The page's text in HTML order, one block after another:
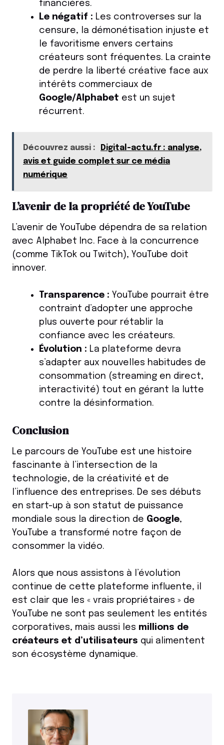
financières.
Le négatif : Les controverses sur la
censure, la démonétisation injuste et
le favoritisme envers certains
créateurs sont fréquentes. La crainte
de perdre la liberté créative face aux
intérêts commerciaux de
Google/Alphabet est un sujet
récurrent.
Découvrez aussi :
Digital-actu.fr : analyse,
avis et guide complet sur ce média
numérique
L’avenir de la propriété de YouTube
L’avenir de YouTube dépendra de sa relation
avec Alphabet Inc. Face à la concurrence
(comme TikTok ou Twitch), YouTube doit
innover.
Transparence : YouTube pourrait être
contraint d’adopter une approche
plus ouverte pour rétablir la
confiance avec les créateurs.
Évolution : La plateforme devra
s’adapter aux nouvelles habitudes de
consommation (streaming en direct,
interactivité) tout en gérant la lutte
contre la désinformation.
Conclusion
Le parcours de YouTube est une histoire
fascinante à l’intersection de la
technologie, de la créativité et de
l’influence des entreprises. De ses débuts
en start-up à son statut de puissance
mondiale sous la direction de Google,
YouTube a transformé notre façon de
consommer la vidéo.
Alors que nous assistons à l’évolution
continue de cette plateforme influente, il
est clair que les « vrais propriétaires » de
YouTube ne sont pas seulement les entités
corporatives, mais aussi les millions de
créateurs et d’utilisateurs qui alimentent
son écosystème dynamique.